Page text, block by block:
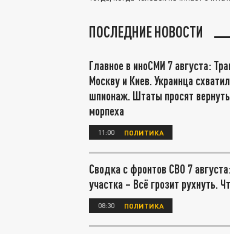
ПОСЛЕДНИЕ НОВОСТИ
Главное в иноСМИ 7 августа:
Москву и Киев. Украинца
шпионаж. Штаты просят
морпеха
11:00 ПОЛИТИКА
Сводка с фронтов СВО 7
участка – Всё грозит рухнуть.
08:30 ПОЛИТИКА